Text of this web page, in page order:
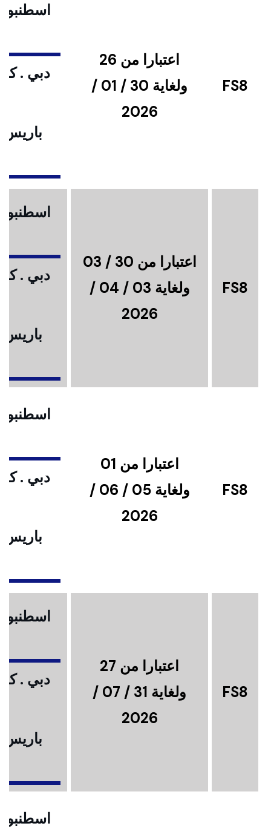
FS8
اعتبارا من 26
ولغاية 30 / 01 /
2026
دبي .
باريس
FS8
اعتبارا من 30 / 03
ولغاية 03 / 04 /
2026
دبي .
باريس
FS8
اعتبارا من 01
ولغاية 05 / 06 /
2026
دبي .
باريس
FS8
اعتبارا من 27
ولغاية 31 / 07 /
2026
دبي .
باريس